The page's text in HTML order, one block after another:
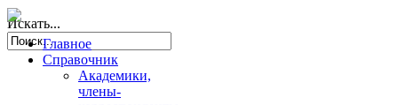
Искать...
Главное
Справочник
Академики,
члены-